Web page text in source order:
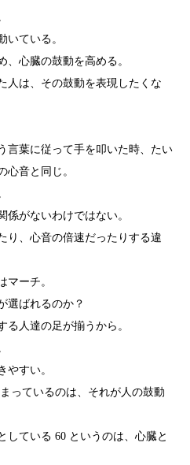
いている。
、心臓の鼓動を高める。
人は、その鼓動を表現したくな
言葉に従って手を叩いた時、たい
心音と同じ。
係がないわけではない。
り、心音の倍速だったりする違
マーチ。
選ばれるのか？
る人達の足が揃うから。
やすい。
っているのは、それが人の鼓動
している 60 というのは、心臓と